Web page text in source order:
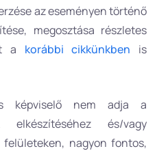
az eseményen történő
megosztása részletes
a korábbi cikkünkben is
képviselő nem adja a
és/vagy
nagyon fontos,